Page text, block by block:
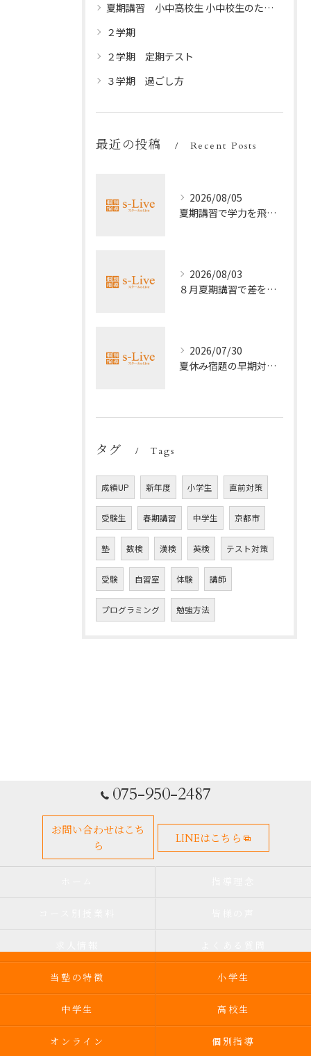
夏期講習 小中高校生 小中校生のための夏休みプログラム
２学期
２学期 定期テスト
３学期 過ごし方
最近の投稿 Recent Posts
2026/08/05
夏期講習で学力を飛躍的に上げる方法
2026/08/03
８月夏期講習で差をつける受験勉強法
2026/07/30
夏休み宿題の早期対策ポイント
タグ Tags
成績UP 新年度 小学生 直前対策
受験生 春期講習 中学生 京都市
塾 数検 漢検 英検 テスト対策
受験 自習室 体験 講師
プログラミング 勉強方法
075-950-2487
お問い合わせはこち
ら
LINEはこちら
当塾の特徴 小学生
中学生 高校生
オンライン 個別指導